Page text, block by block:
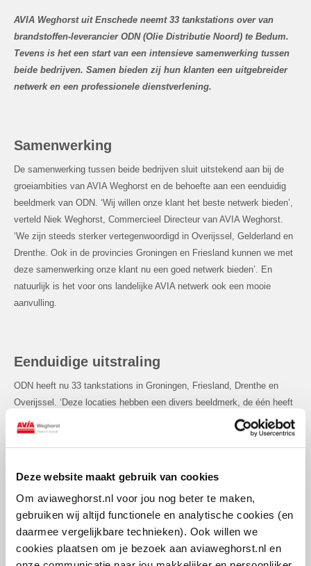
Deze website maakt gebruik van cookies
Om aviaweghorst.nl voor jou nog beter te maken,
gebruiken wij altijd functionele en analytische cookies (en
daarmee vergelijkbare technieken). Ook willen we
cookies plaatsen om je bezoek aan aviaweghorst.nl en
AVIA Weghorst uit Enschede neemt 33 tankstations over van
brandstoffen-leverancier ODN (Olie Distributie Noord) te Bedum.
Tevens is het een start van een intensieve samenwerking tussen
beide bedrijven. Samen bieden zij hun klanten een uitgebreider
netwerk en een professionele dienstverlening.
Samenwerking
De samenwerking tussen beide bedrijven sluit uitstekend aan bij de
groeiambities van AVIA Weghorst en de behoefte aan een eenduidig
beeldmerk van ODN. ‘Wij willen onze klant het beste netwerk bieden’,
verteld Niek Weghorst, Commercieel Directeur van AVIA Weghorst.
‘We zijn steeds sterker vertegenwoordigd in Overijssel, Gelderland en
Drenthe. Ook in de provincies Groningen en Friesland kunnen we met
deze samenwerking onze klant nu een goed netwerk bieden’. En
natuurlijk is het voor ons landelijke AVIA netwerk ook een mooie
aanvulling.
Eenduidige uitstraling
ODN heeft nu 33 tankstations in Groningen, Friesland, Drenthe en
Overijssel. ‘Deze locaties hebben een divers beeldmerk, de één heeft
Total op de luifel, de ander Q8 en weer een ander ODN’, zegt Wout
Neutel, technisch directeur van ODN. ‘We zijn al langer op zoek naar
exploiteren, de locaties zullen gefaseerd worden omgekleurd in de
AVIA uitstraling. De overname zal geen gevolgen hebben voor de
werkgelegenheid.
Naast de netwerk uitbreiding zullen beide partijen ook gaan